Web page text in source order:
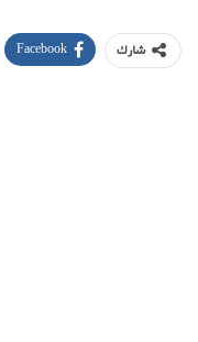
شارك Facebook